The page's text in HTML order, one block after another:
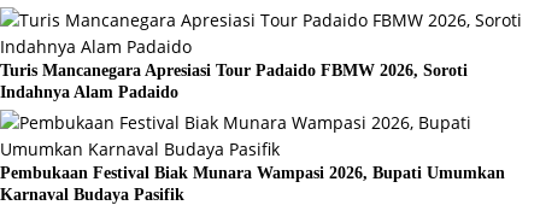
Turis Mancanegara Apresiasi Tour Padaido FBMW 2026, Soroti
Indahnya Alam Padaido
Pembukaan Festival Biak Munara Wampasi 2026, Bupati Umumkan
Karnaval Budaya Pasifik